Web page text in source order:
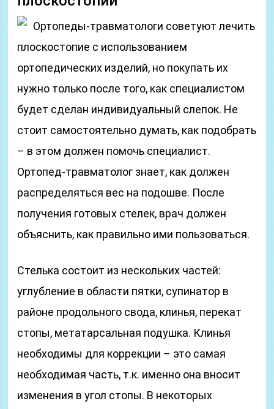
Ортопеды-травматологи советуют лечить
плоскостопие с использованием
ортопедических изделий, но покупать их
нужно только после того, как специалистом
будет сделан индивидуальный слепок. Не
стоит самостоятельно думать, как подобрать
– в этом должен помочь специалист.
Ортопед-травматолог знает, как должен
распределяться вес на подошве. После
получения готовых стелек, врач должен
объяснить, как правильно ими пользоваться.
Стелька состоит из нескольких частей:
углубление в области пятки, супинатор в
районе продольного свода, клинья, перекат
стопы, метатарсальная подушка. Клинья
необходимы для коррекции – это самая
необходимая часть, т.к. именно она вносит
изменения в угол стопы. В некоторых